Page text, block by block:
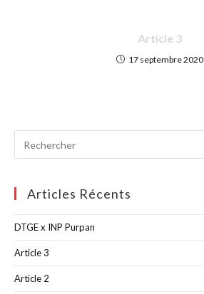
Article 3
17 septembre 2020
Articles Récents
DTGE x INP Purpan
Article 3
Article 2